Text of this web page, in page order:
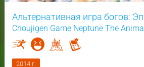
Альтернативная игра богов:
2014 г.